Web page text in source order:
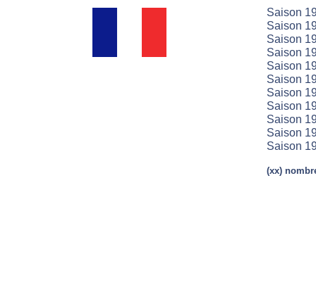
Saison
Saison
Saison
Saison
Saison
Saison
Saison
Saison
Saison
Saison
Saison
(xx)